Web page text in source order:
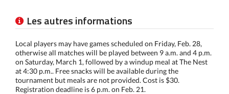
Les autres informations
Local players may have games scheduled on Friday, Feb. 28,
otherwise all matches will be played between 9 a.m. and 4 p.m.
on Saturday, March 1, followed by a windup meal at The Nest
at 4:30 p.m.. Free snacks will be available during the
tournament but meals are not provided. Cost is $30.
Registration deadline is 6 p.m. on Feb. 21.